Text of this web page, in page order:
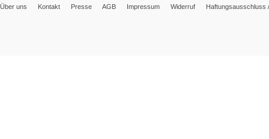
Über uns
Kontakt Presse AGB Impressum Widerruf Haftungsausschluss